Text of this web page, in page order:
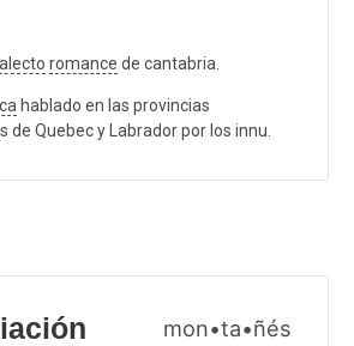
romance de cantabria.
hablado en las provincias
s de Quebec y Labrador por los innu.
mon•ta•ñés